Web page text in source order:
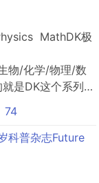
MathDK极
物/化学/物理/数
是DK这个系列！
又生动的...
74
科普杂志Future